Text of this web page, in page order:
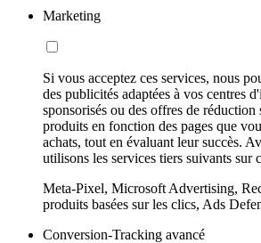
Marketing
Si vous acceptez ces services, nous
des publicités adaptées à vos centres
sponsorisés ou des offres de réduction
produits en fonction des pages que
achats, tout en évaluant leur succès.
utilisons les services tiers suivants sur
Meta-Pixel, Microsoft Advertising,
produits basées sur les clics, Ads
Conversion-Tracking avancé